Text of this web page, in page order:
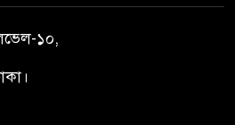
১০,